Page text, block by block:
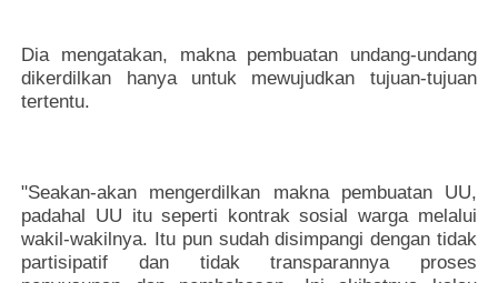
Dia mengatakan, makna pembuatan undang-undang
dikerdilkan hanya untuk mewujudkan tujuan-tujuan
tertentu.
"Seakan-akan mengerdilkan makna pembuatan UU,
padahal UU itu seperti kontrak sosial warga melalui
wakil-wakilnya. Itu pun sudah disimpangi dengan tidak
partisipatif dan tidak transparannya proses